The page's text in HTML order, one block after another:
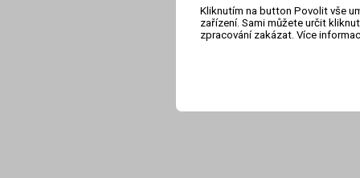
Kliknutím na button Povolit vše
zařízení. Sami můžete určit
zpracování zakázat. Více